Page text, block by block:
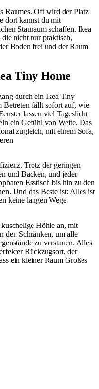
Raumes. Oft wird der Platz
dort kannst du mit
Stauraum schaffen. Ikea
nicht nur praktisch,
Boden frei und der Raum
Tiny Home
durch ein Ikea Tiny
Betreten fällt sofort auf, wie
lassen viel Tageslicht
ein Gefühl von Weite. Das
zugleich, mit einem Sofa,
Trotz der geringen
und Backen, und jeder
Esstisch bis hin zu den
Und das Beste ist: Alles ist
keine langen Wege
Höhle an, mit
den Schränken, um alle
zu verstauen. Alles
Rückzugsort, der
ein kleiner Raum Großes